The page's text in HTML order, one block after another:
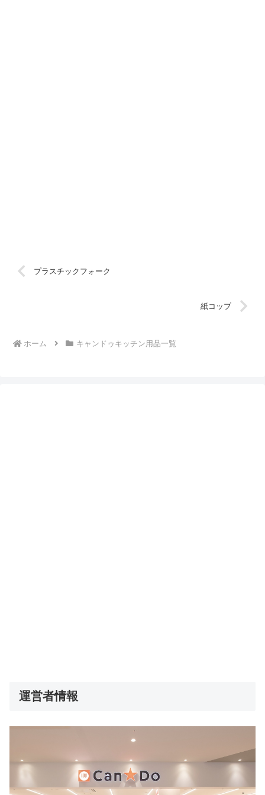
プラスチックフォーク
紙コップ
ホーム キャンドゥキッチン用品一覧
運営者情報